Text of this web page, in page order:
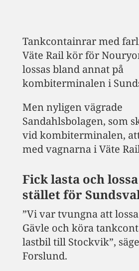
Tankcontainrar med
Väte Rail kör för
lossas bland annat på
kombiterminalen i
Men nyligen vägrade
Sandahlsbolagen, som
vid kombiterminalen,
med vagnarna i Väte
Fick lasta och
stället för
”Vi var tvungna att
Gävle och köra
lastbil till Stockvik”,
Forslund.